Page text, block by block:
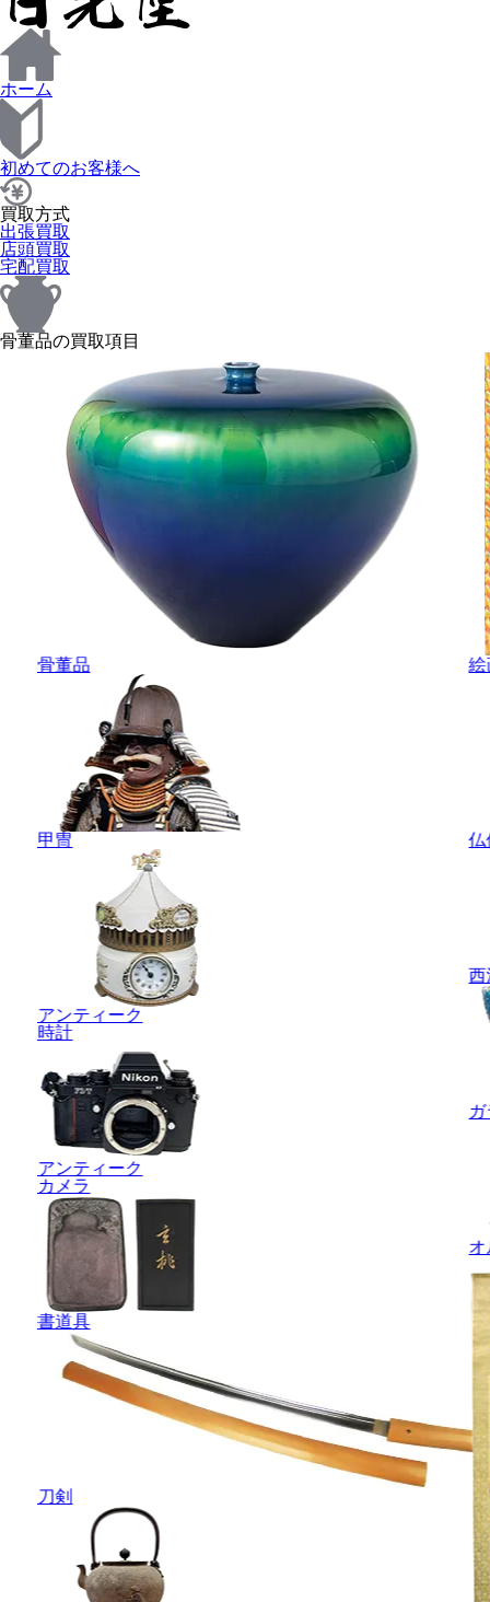
ホーム
初めてのお客様へ
買取方式
出張買取
店頭買取
宅配買取
骨董品の買取項目
骨董品
甲冑
アンティーク
時計
アンティーク
カメラ
書道具
刀剣
絵
仏
西
オ